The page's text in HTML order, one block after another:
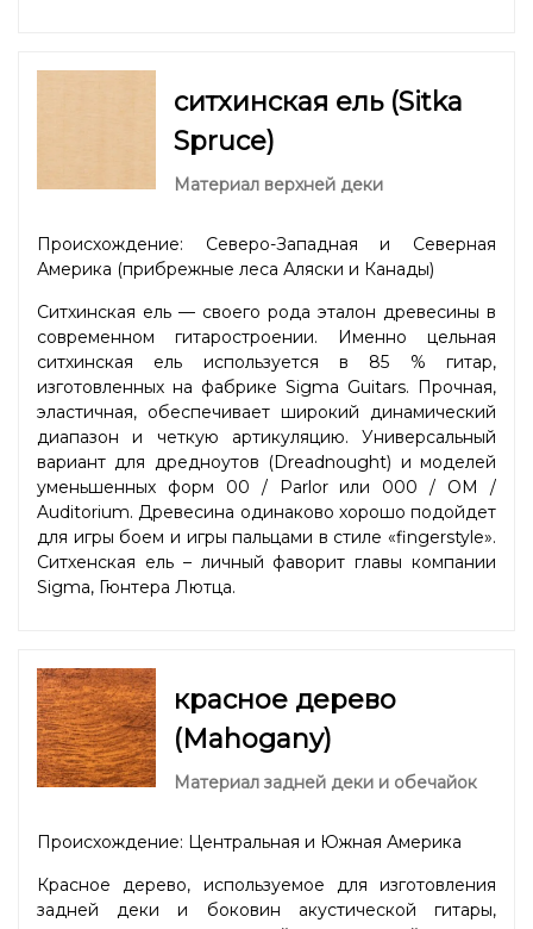
ситхинская ель (Sitka
Spruce)
Материал верхней деки
Происхождение: Северо-Западная и Северная
Америка (прибрежные леса Аляски и Канады)
Ситхинская ель — своего рода эталон древесины в
современном гитаростроении. Именно цельная
ситхинская ель используется в 85 % гитар,
изготовленных на фабрике Sigma Guitars. Прочная,
эластичная, обеспечивает широкий динамический
диапазон и четкую артикуляцию. Универсальный
вариант для дредноутов (Dreadnought) и моделей
уменьшенных форм 00 / Parlor или 000 / OM /
Auditorium. Древесина одинаково хорошо подойдет
для игры боем и игры пальцами в стиле «fingerstyle».
Ситхенская ель – личный фаворит главы компании
Sigma, Гюнтера Лютца.
красное дерево
(Mahogany)
Материал задней деки и обечайок
Происхождение: Центральная и Южная Америка
Красное дерево, используемое для изготовления
задней деки и боковин акустической гитары,